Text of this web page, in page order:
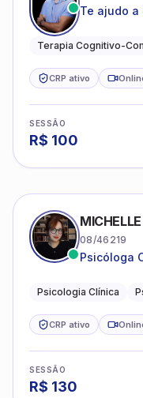
Te ajudo a
clareza e
Terapia Cognitivo-
CRP ativo
SESSÃO
R$ 100
08/46219
Psicóloga
Psicologia Clínica
CRP ativo
SESSÃO
R$ 130